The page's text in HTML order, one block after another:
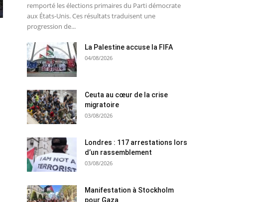
remporté les élections primaires du Parti démocrate
aux États-Unis. Ces résultats traduisent une
progression de...
La Palestine accuse la FIFA
04/08/2026
Ceuta au cœur de la crise
migratoire
03/08/2026
Londres : 117 arrestations lors
d’un rassemblement
03/08/2026
Manifestation à Stockholm
pour Gaza